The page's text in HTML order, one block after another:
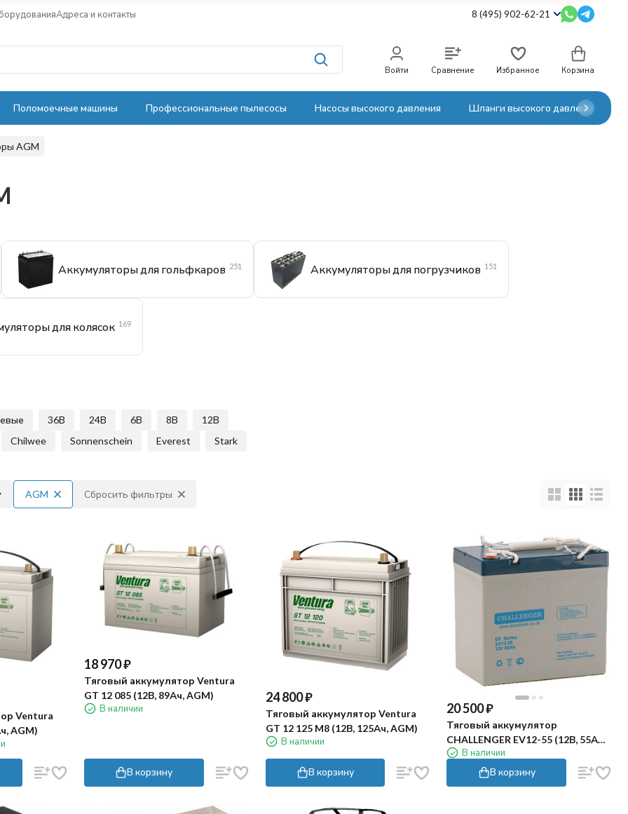
Адреса и контакты 8 (495) 902-62-21
Войти Сравнение Избранное Корзина
Поломоечные машины Профессиональные пылесосы Насосы высокого давления Шланги высокого давления
AGM
Аккумуляторы для гольфкаров 251 Аккумуляторы для погрузчиков 151
для колясок 169
36В 24В 6В 8В
12В
Chilwee Sonnenschein Everest Stark
AGM Сбросить фильтры
Ventura
AGM)
18 970₽
Тяговый аккумулятор Ventura
GT 12 085 (12В, 89Ач, AGM)
В наличии
В корзину
24 800₽
Тяговый аккумулятор Ventura
GT 12 125 M8 (12В, 125Ач, AGM)
В наличии
В корзину
20 500₽
Тяговый аккумулятор
CHALLENGER EV12-55 (12В, 55Ач,
AGM)В наличии
В корзину